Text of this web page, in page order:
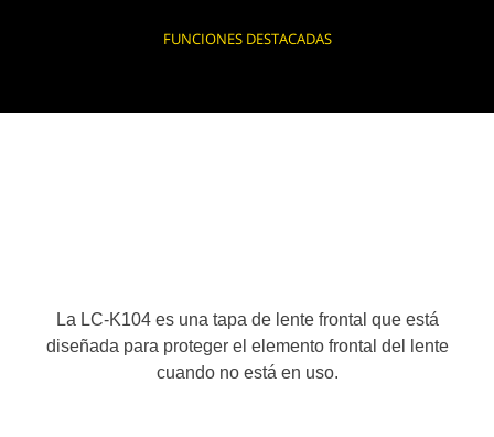
FUNCIONES DESTACADAS
La LC-K104 es una tapa de lente frontal que está
diseñada para proteger el elemento frontal del lente
cuando no está en uso.